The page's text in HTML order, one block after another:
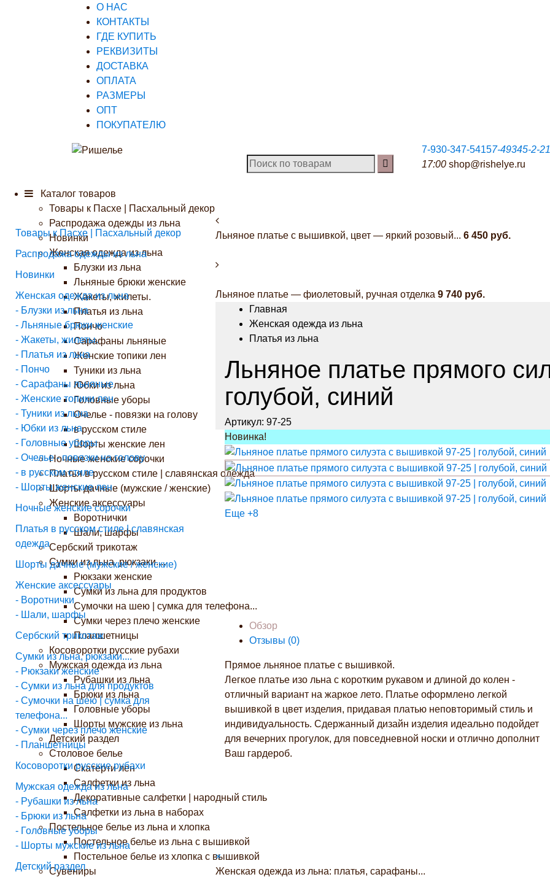
О НАС
КОНТАКТЫ
ГДЕ КУПИТЬ
РЕКВИЗИТЫ
ДОСТАВКА
ОПЛАТА
РАЗМЕРЫ
ОПТ
ПОКУПАТЕЛЮ
7-930-347-54157-49345-2-
17:00 shop@rishelye.ru
Каталог товаров
Товары к Пасхе | Пасхальный декор
Распродажа одежды из льна
Новинки
Женская одежда из льна
Блузки из льна
Льняные брюки женские
Жакеты, жилеты.
Платья из льна
Пончо
Сарафаны льняные
Женские топики лен
Туники из льна
Юбки из льна
Головные уборы
Очелье - повязки на голову
в русском стиле
Шорты женские лен
Ночные женские сорочки
Платья в русском стиле | славянская одежда
Шорты дачные (мужские / женские)
Женские аксессуары
Воротнички
Шали, шарфы
Сербский трикотаж
Сумки из льна, рюкзаки....
Рюкзаки женские
Сумки из льна для продуктов
Сумочки на шею | сумка для телефона...
Сумки через плечо женские
Планшетницы
Косоворотки русские рубахи
Мужская одежда из льна
Рубашки из льна
Брюки из льна
Головные уборы
Шорты мужские из льна
Детский раздел
Столовое белье
Скатерти лен
Салфетки из льна
Декоративные салфетки | народный стиль
Салфетки из льна в наборах
Постельное белье из льна и хлопка
Постельное белье из льна с вышивкой
Постельное белье из хлопка с вышивкой
Сувениры
Товары к Пасхе | Пасхальный декор
Распродажа одежды из льна
Новинки
Женская одежда из льна
- Блузки из льна
- Льняные брюки женские
- Жакеты, жилеты.
- Платья из льна
- Пончо
- Сарафаны льняные
- Женские топики лен
- Туники из льна
- Юбки из льна
- Головные уборы
- Очелье - повязки на голову
- в русском стиле
- Шорты женские лен
Ночные женские сорочки
Платья в русском стиле | славянская
одежда
Шорты дачные (мужские / женские)
Женские аксессуары
- Воротнички
- Шали, шарфы
Сербский трикотаж
Сумки из льна, рюкзаки....
- Рюкзаки женские
- Сумки из льна для продуктов
- Сумочки на шею | сумка для
телефона...
- Сумки через плечо женские
- Планшетницы
Косоворотки русские рубахи
Мужская одежда из льна
- Рубашки из льна
- Брюки из льна
- Головные уборы
- Шорты мужские из льна
Детский раздел
Льняное платье с вышивкой, цвет — яркий розовый... 6 450 руб.
Льняное платье — фиолетовый, ручная отделка 9 740 руб.
Главная
Женская одежда из льна
Платья из льна
Льняное платье прямого
голубой, синий
Артикул: 97-25
Новинка!
Еще +8
Обзор
Отзывы (0)
Прямое льняное платье с вышивкой.
Легкое платье изо льна с коротким рукавом и длиной до колен -
отличный вариант на жаркое лето. Платье оформлено легкой
вышивкой в цвет изделия, придавая платью неповторимый стиль и
индивидуальность. Сдержанный дизайн изделия идеально подойдет
для вечерних прогулок, для повседневной носки и отлично дополнит
Ваш гардероб.
×
Женская одежда из льна: платья, сарафаны...